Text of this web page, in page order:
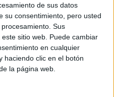
de sus datos
su consentimiento, pero usted
Sus
sitio web. Puede cambiar
en cualquier
haciendo clic en el botón
la página web.
ha traducido más de un
una media de más de
al día.
e Interpretación ennuestro